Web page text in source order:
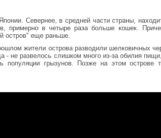
Севернее, в средней части страны,
примерно в четыре раза больше кошек.
остров" еще раньше.
жители острова разводили шелковичных
- не развелось слишком много из-за обилия
грызунов. Позже на этом острове